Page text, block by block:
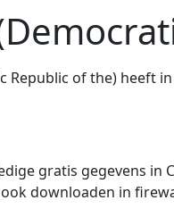
Republic of the) heeft
gratis gegevens in
downloaden in